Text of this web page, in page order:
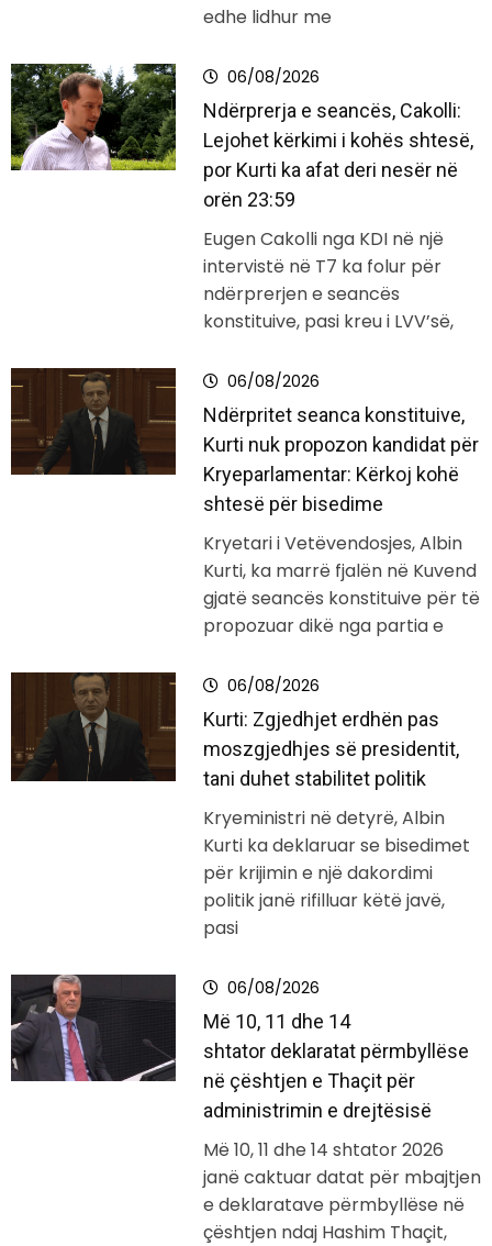
edhe lidhur me
06/08/2026
Ndërprerja e seancës, Cakolli:
Lejohet kërkimi i kohës shtesë,
por Kurti ka afat deri nesër në
orën 23:59
Eugen Cakolli nga KDI në një
intervistë në T7 ka folur për
ndërprerjen e seancës
konstituive, pasi kreu i LVV’së,
06/08/2026
Ndërpritet seanca konstituive,
Kurti nuk propozon kandidat për
Kryeparlamentar: Kërkoj kohë
shtesë për bisedime
Kryetari i Vetëvendosjes, Albin
Kurti, ka marrë fjalën në Kuvend
gjatë seancës konstituive për të
propozuar dikë nga partia e
06/08/2026
Kurti: Zgjedhjet erdhën pas
moszgjedhjes së presidentit,
tani duhet stabilitet politik
Kryeministri në detyrë, Albin
Kurti ka deklaruar se bisedimet
për krijimin e një dakordimi
politik janë rifilluar këtë javë,
pasi
06/08/2026
Më 10, 11 dhe 14
shtator deklaratat përmbyllëse
në çështjen e Thaçit për
administrimin e drejtësisë
Më 10, 11 dhe 14 shtator 2026
janë caktuar datat për mbajtjen
e deklaratave përmbyllëse në
çështjen ndaj Hashim Thaçit,